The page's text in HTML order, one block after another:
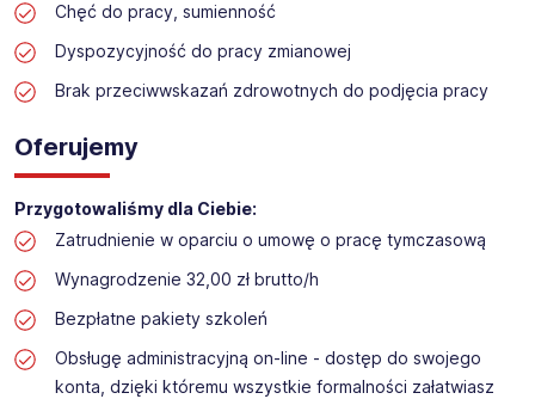
Chęć do pracy, sumienność
Dyspozycyjność do pracy zmianowej
Brak przeciwwskazań zdrowotnych do podjęcia pracy
Oferujemy
Przygotowaliśmy dla Ciebie:
Zatrudnienie w oparciu o umowę o pracę tymczasową
Wynagrodzenie 32,00 zł brutto/h
Bezpłatne pakiety szkoleń
Obsługę administracyjną on-line - dostęp do swojego
konta, dzięki któremu wszystkie formalności załatwiasz